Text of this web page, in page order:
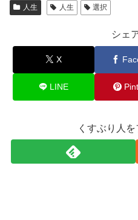
人生 人生 選択
シェ
X
LINE
くすぶり人